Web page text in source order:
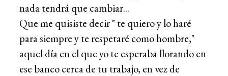
nada tendrá que cambiar...
Que me quisiste decir " te quiero y lo haré
para siempre y te respetaré como hombre,"
aquel día en el que yo te esperaba llorando en
ese banco cerca de tu trabajo, en vez de